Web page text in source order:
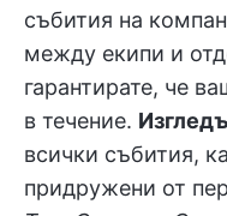
събития на
между екипи и
гарантирате, че
в течение.
всички събития,
придружени от